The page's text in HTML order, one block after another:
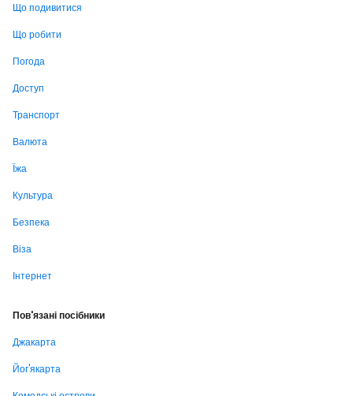
Що подивитися
Що робити
Погода
Доступ
Транспорт
Валюта
Їжа
Культура
Безпека
Віза
Інтернет
Пов'язані посібники
Джакарта
Йог'якарта